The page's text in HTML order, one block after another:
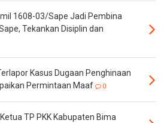
1608-03/Sape Jadi Pembina
Tekankan Disiplin dan
Kasus Dugaan Penghinaan
Permintaan Maaf
0
TP PKK Kabupaten Bima